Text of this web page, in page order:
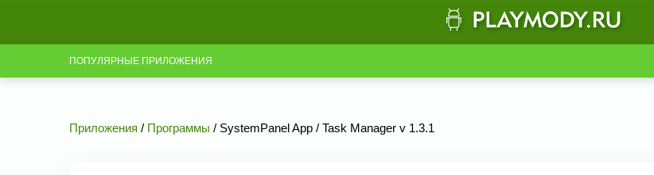
ПОПУЛЯРНЫЕ ПРИЛОЖЕНИЯ
Приложения / Программы / SystemPanel App / Task Manager v 1.3.1